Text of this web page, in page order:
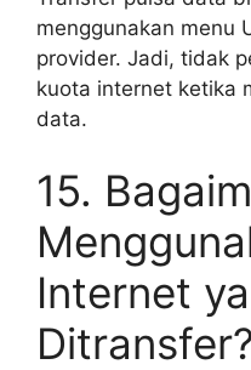
menggunakan menu
provider. Jadi, tidak
kuota internet ketika
data.
15.
Internet
Ditransfer?